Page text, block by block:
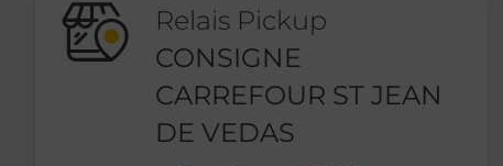
Relais Pickup
CONSIGNE
CARREFOUR ST JEAN
DE VEDAS